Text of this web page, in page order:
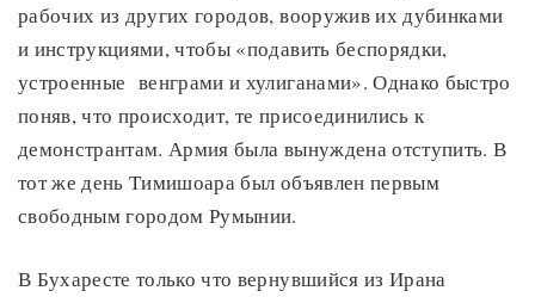
рабочих из других городов, вооружив их дубинками
и инструкциями, чтобы «подавить беспорядки,
устроенные венграми и хулиганами». Однако быстро
поняв, что происходит, те присоединились к
демонстрантам. Армия была вынуждена отступить. В
тот же день Тимишоара был объявлен первым
свободным городом Румынии.
В Бухаресте только что вернувшийся из Ирана